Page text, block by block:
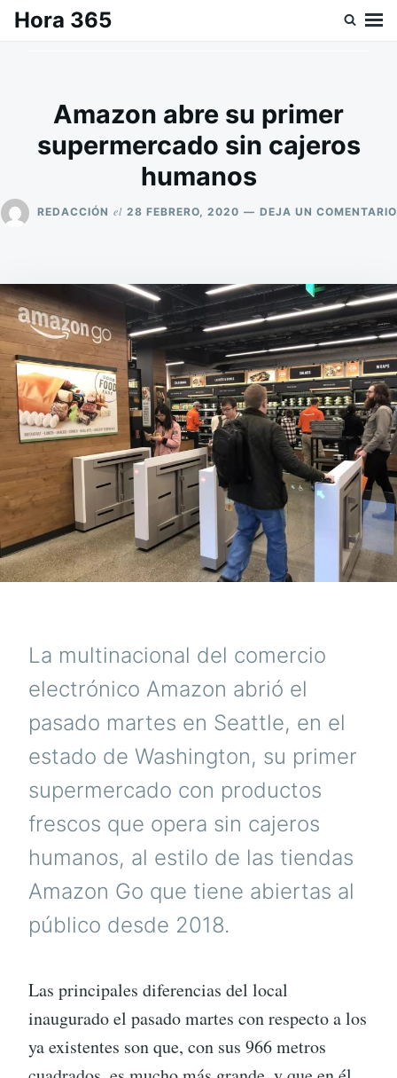
SaltarBuscar:
Hora 365
Amazon abre su primer
supermercado sin cajeros
humanos
REDACCIÓN el 28 FEBRERO, 2020 DEJA UN COMENTARIO
La multinacional del comercio
electrónico Amazon abrió el
pasado martes en Seattle, en el
estado de Washington, su primer
supermercado con productos
frescos que opera sin cajeros
humanos, al estilo de las tiendas
Amazon Go que tiene abiertas al
público desde 2018.
Las principales diferencias del local
inaugurado el pasado martes con respecto a los
ya existentes son que, con sus 966 metros